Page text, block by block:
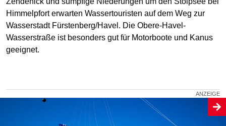
Himmelpfort erwarten Wassertouristen auf dem Weg zur
Wasserstadt Fürstenberg/Havel. Die Obere-Havel-
Wasserstraße ist besonders gut für Motorboote und Kanus
geeignet.